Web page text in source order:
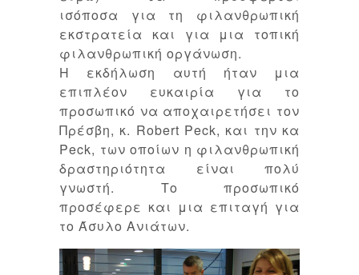
ισόποσα για τη φιλανθρωπική
εκστρατεία και για μια τοπική
φιλανθρωπική οργάνωση.
Η εκδήλωση αυτή ήταν μια
επιπλέον ευκαιρία για το
προσωπικό να αποχαιρετήσει τον
Πρέσβη, κ. Robert Peck, και την κα
Peck, των οποίων η φιλανθρωπική
δραστηριότητα είναι πολύ
γνωστή. Το προσωπικό
προσέφερε και μια επιταγή για
το Άσυλο Ανιάτων.